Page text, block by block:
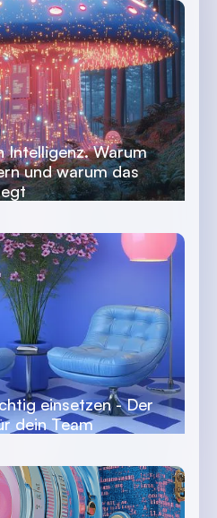
Intelligenz. Warum
und warum das
einsetzen - Der
dein Team